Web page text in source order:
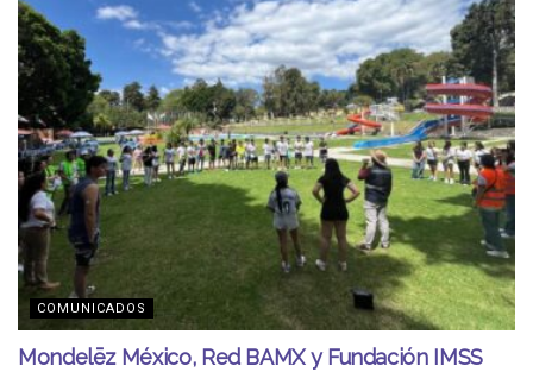
COMUNICADOS
Mondelēz México, Red BAMX y Fundación IMSS